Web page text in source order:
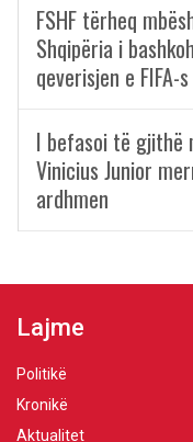
FSHF tërheq
Shqipëria i
qeverisjen e FIFA-s
I befasoi të gjithë
Vinicius Junior
ardhmen
Lajme
Politikë
Kronikë
Aktualitet